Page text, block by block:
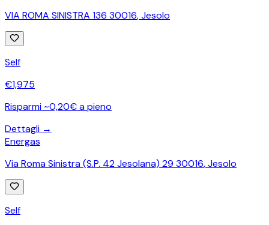
VIA ROMA SINISTRA 136 30016,Jesolo
Self
€1,975
Risparmi ~0,20€ a pieno
Dettagli →
Energas
Via Roma Sinistra (S.P. 42 Jesolana) 29 30016,Jesolo
Self